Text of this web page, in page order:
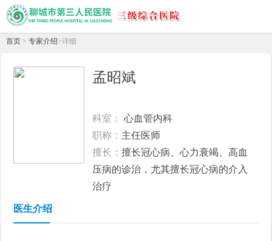
首页 > 专家介绍>详细
孟昭斌
科室：
心血管内科
职称： 主任医师
擅长：擅长冠心病、心力衰竭、高血
压病的诊治，尤其擅长冠心病的介入
治疗
医生介绍